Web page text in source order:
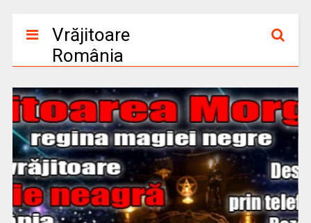
Vrăjitoare
România